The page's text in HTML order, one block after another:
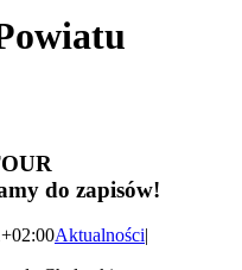
Pawłowie obok Gminnego